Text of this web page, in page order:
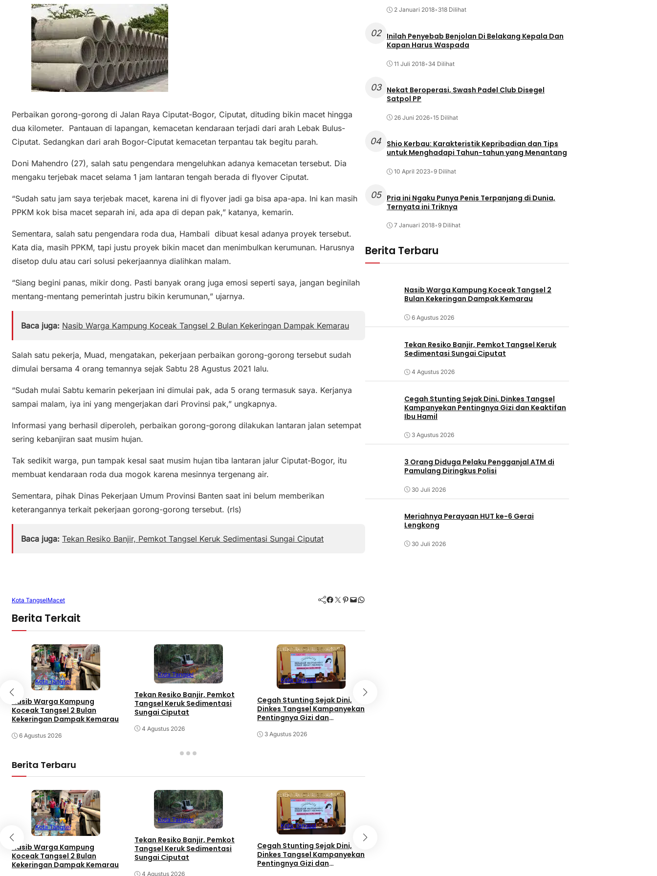
Perbaikan gorong-gorong di Jalan Raya Ciputat-Bogor, Ciputat, dituding bikin macet hingga
dua kilometer. Pantauan di lapangan, kemacetan kendaraan terjadi dari arah Lebak Bulus-
Ciputat. Sedangkan dari arah Bogor-Ciputat kemacetan terpantau tak begitu parah.
Doni Mahendro (27), salah satu pengendara mengeluhkan adanya kemacetan tersebut. Dia
mengaku terjebak macet selama 1 jam lantaran tengah berada di flyover Ciputat.
“Sudah satu jam saya terjebak macet, karena ini di flyover jadi ga bisa apa-apa. Ini kan masih
PPKM kok bisa macet separah ini, ada apa di depan pak,” katanya, kemarin.
Sementara, salah satu pengendara roda dua, Hambali dibuat kesal adanya proyek tersebut.
Kata dia, masih PPKM, tapi justu proyek bikin macet dan menimbulkan kerumunan. Harusnya
disetop dulu atau cari solusi pekerjaannya dialihkan malam.
“Siang begini panas, mikir dong. Pasti banyak orang juga emosi seperti saya, jangan beginilah
mentang-mentang pemerintah justru bikin kerumunan,” ujarnya.
Baca juga: Nasib Warga Kampung Koceak Tangsel 2 Bulan Kekeringan Dampak Kemarau
Salah satu pekerja, Muad, mengatakan, pekerjaan perbaikan gorong-gorong tersebut sudah
dimulai bersama 4 orang temannya sejak Sabtu 28 Agustus 2021 lalu.
“Sudah mulai Sabtu kemarin pekerjaan ini dimulai pak, ada 5 orang termasuk saya. Kerjanya
sampai malam, iya ini yang mengerjakan dari Provinsi pak,” ungkapnya.
Informasi yang berhasil diperoleh, perbaikan gorong-gorong dilakukan lantaran jalan setempat
sering kebanjiran saat musim hujan.
Tak sedikit warga, pun tampak kesal saat musim hujan tiba lantaran jalur Ciputat-Bogor, itu
membuat kendaraan roda dua mogok karena mesinnya tergenang air.
Sementara, pihak Dinas Pekerjaan Umum Provinsi Banten saat ini belum memberikan
keterangannya terkait pekerjaan gorong-gorong tersebut. (rls)
Baca juga: Tekan Resiko Banjir, Pemkot Tangsel Keruk Sedimentasi Sungai Ciputat
Kota TangselMacet Facebook Twitter Pinterest Mail WhatsApp
Berita Terkait
Kota Tangsel
Nasib Warga Kampung
Koceak Tangsel 2 Bulan
Kekeringan Dampak Kemarau
6 Agustus 2026
Kota Tangsel
Tekan Resiko Banjir, Pemkot
Tangsel Keruk Sedimentasi
Sungai Ciputat
4 Agustus 2026
Kota Tangsel
Cegah Stunting Sejak Dini,
Dinkes Tangsel Kampanyekan
Pentingnya Gizi dan
3 Agustus 2026
Berita Terbaru
Kota Tangsel
Nasib Warga Kampung
Koceak Tangsel 2 Bulan
Kekeringan Dampak Kemarau
Kota Tangsel
Tekan Resiko Banjir, Pemkot
Tangsel Keruk Sedimentasi
Sungai Ciputat
4 Agustus 2026
Kota Tangsel
Cegah Stunting Sejak Dini,
Dinkes Tangsel Kampanyekan
Pentingnya Gizi dan
2 Januari 2018• 318 Dilihat
02
Inilah Penyebab Benjolan Di Belakang Kepala Dan
Kapan Harus Waspada
11 Juli 2018• 34 Dilihat
03
Nekat Beroperasi, Swash Padel Club Disegel
Satpol PP
26 Juni 2026•15 Dilihat
04 Shio Kerbau: Karakteristik Kepribadian dan Tips
untuk Menghadapi Tahun-tahun yang Menantang
10 April 2023•9 Dilihat
05
Pria ini Ngaku Punya Penis Terpanjang di Dunia,
Ternyata ini Triknya
7 Januari 2018•9 Dilihat
Berita Terbaru
Nasib Warga Kampung Koceak Tangsel 2
Bulan Kekeringan Dampak Kemarau
6 Agustus 2026
Tekan Resiko Banjir, Pemkot Tangsel Keruk
Sedimentasi Sungai Ciputat
4 Agustus 2026
Cegah Stunting Sejak Dini, Dinkes Tangsel
Kampanyekan Pentingnya Gizi dan Keaktifan
Ibu Hamil
3 Agustus 2026
3 Orang Diduga Pelaku Pengganjal ATM di
Pamulang Diringkus Polisi
30 Juli 2026
Meriahnya Perayaan HUT ke-6 Gerai
Lengkong
30 Juli 2026